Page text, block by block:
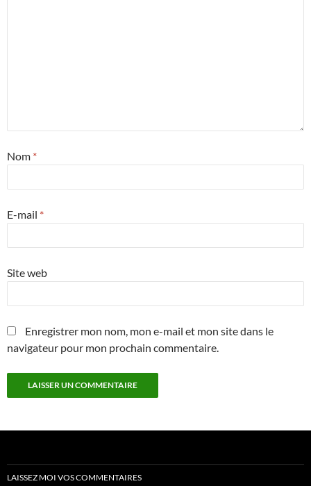
Nom *
E-mail *
Site web
Enregistrer mon nom, mon e-mail et mon site dans le
navigateur pour mon prochain commentaire.
LAISSEZ MOI VOS COMMENTAIRES